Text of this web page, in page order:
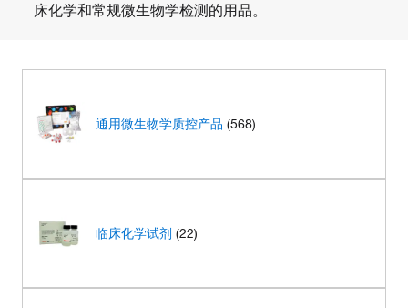
床化学和常规微生物学检测的用品。
通用微生物学质控产品 (568)
临床化学试剂 (22)